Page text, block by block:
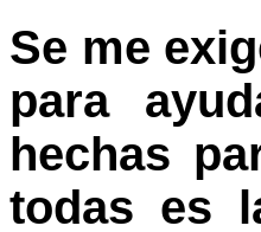
Se me
para
hechas
todas es